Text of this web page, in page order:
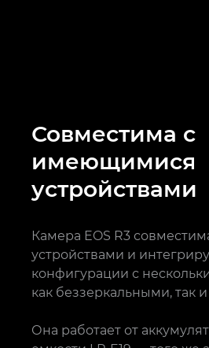
Совместима с
имеющимися
устройствами
Камера EOS R3
устройствами и
конфигурации с
как беззеркальными, так
Она работает от